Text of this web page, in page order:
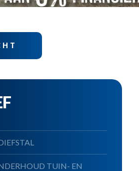
TUIN- EN